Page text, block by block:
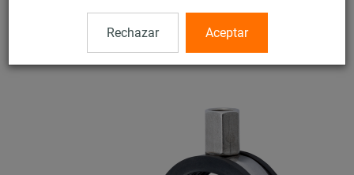
Rechazar Aceptar
Abrazaderas
con / sin DÄMMGULAST® negro, acero inox